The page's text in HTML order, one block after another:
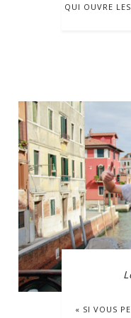
QUI OUVRE
« SI VOUS